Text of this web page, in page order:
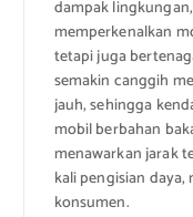
dampak
memperkenalkan
tetapi juga
semakin canggih
jauh, sehingga
mobil berbahan
menawarkan jarak
kali pengisian
konsumen.